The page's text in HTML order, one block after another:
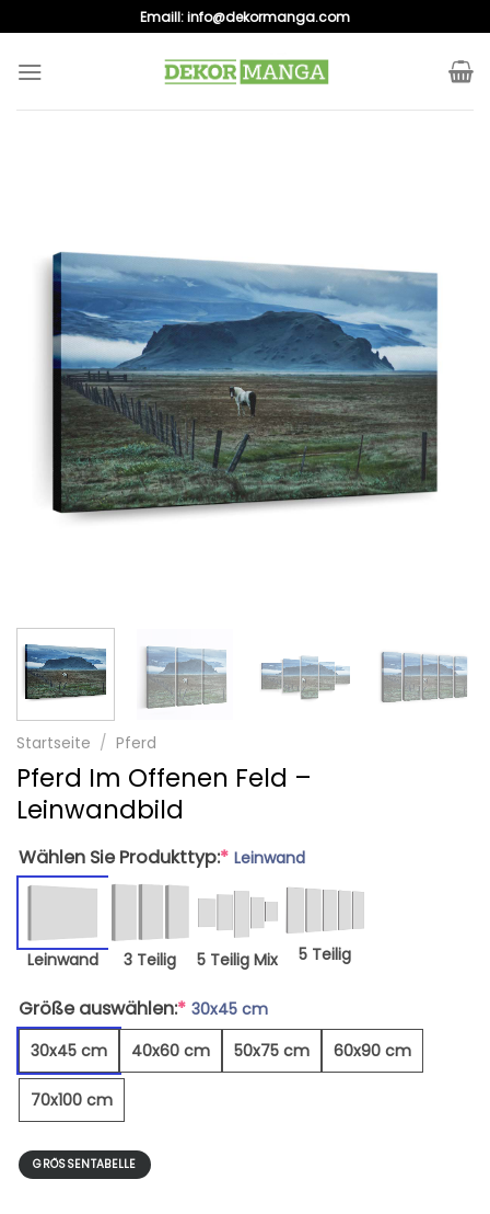
to
content
Emaill:info@dekormanga.com
Startseite / Pferd
Pferd Im Offenen Feld –
Leinwandbild
Wählen Sie Produkttyp:* Leinwand
Leinwand 3 Teilig 5 Teilig Mix 5 Teilig
Größe auswählen:* 30x45 cm
30x45 cm
40x60 cm 50x75 cm 60x90 cm
70x100 cm
GRÖSSENTABELLE